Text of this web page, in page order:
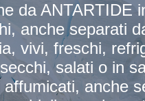
da ANTARTIDE
anche separati
vivi, freschi,
salati o in
affumicati, anche